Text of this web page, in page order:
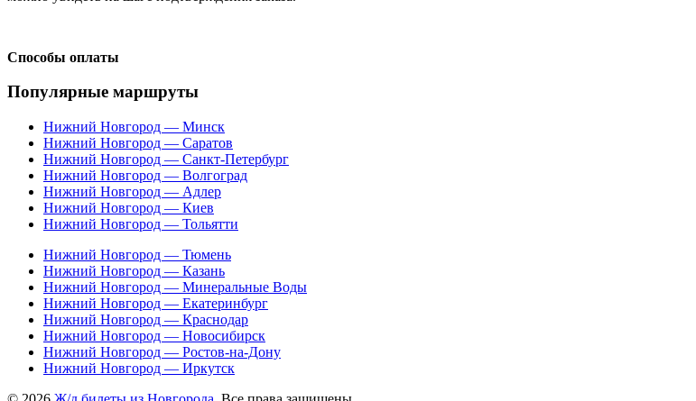
Способы оплаты
Популярные маршруты
Нижний Новгород — Минск
Нижний Новгород — Саратов
Нижний Новгород — Санкт-Петербург
Нижний Новгород — Волгоград
Нижний Новгород — Адлер
Нижний Новгород — Киев
Нижний Новгород — Тольятти
Нижний Новгород — Тюмень
Нижний Новгород — Казань
Нижний Новгород — Минеральные Воды
Нижний Новгород — Екатеринбург
Нижний Новгород — Краснодар
Нижний Новгород — Новосибирск
Нижний Новгород — Ростов-на-Дону
Нижний Новгород — Иркутск